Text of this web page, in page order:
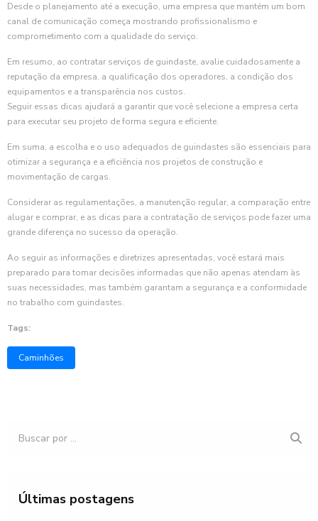
Desde o planejamento até a execução, uma empresa que mantém um bom
canal de comunicação começa mostrando profissionalismo e
comprometimento com a qualidade do serviço.
Em resumo, ao contratar serviços de guindaste, avalie cuidadosamente a
reputação da empresa, a qualificação dos operadores, a condição dos
equipamentos e a transparência nos custos.
Seguir essas dicas ajudará a garantir que você selecione a empresa certa
para executar seu projeto de forma segura e eficiente.
Em suma, a escolha e o uso adequados de guindastes são essenciais para
otimizar a segurança e a eficiência nos projetos de construção e
movimentação de cargas.
Considerar as regulamentações, a manutenção regular, a comparação entre
alugar e comprar, e as dicas para a contratação de serviços pode fazer uma
grande diferença no sucesso da operação.
Ao seguir as informações e diretrizes apresentadas, você estará mais
preparado para tomar decisões informadas que não apenas atendam às
suas necessidades, mas também garantam a segurança e a conformidade
no trabalho com guindastes.
Tags:
Caminhões
Últimas postagens